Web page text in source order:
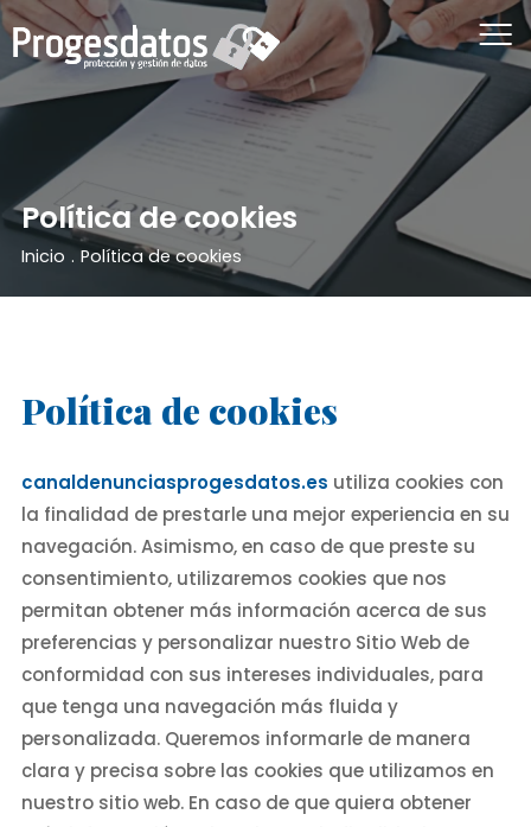
Política de cookies
Inicio . Política de cookies
Política de cookies
canaldenunciasprogesdatos.es utiliza cookies con
la finalidad de prestarle una mejor experiencia en su
navegación. Asimismo, en caso de que preste su
consentimiento, utilizaremos cookies que nos
permitan obtener más información acerca de sus
preferencias y personalizar nuestro Sitio Web de
conformidad con sus intereses individuales, para
que tenga una navegación más fluida y
personalizada. Queremos informarle de manera
clara y precisa sobre las cookies que utilizamos en
nuestro sitio web. En caso de que quiera obtener